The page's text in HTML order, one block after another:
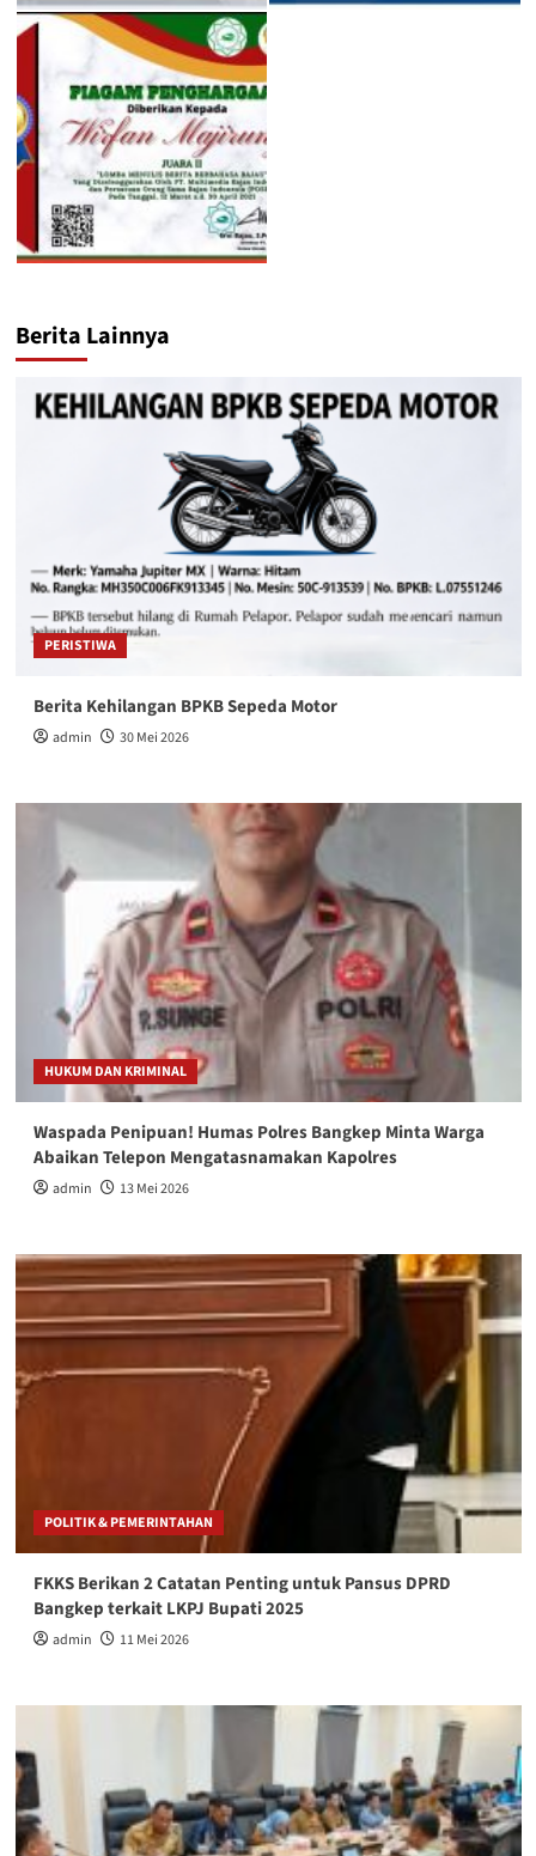
Berita Lainnya
PERISTIWA
Berita Kehilangan BPKB Sepeda Motor
admin 30 Mei 2026
HUKUM DAN KRIMINAL
Waspada Penipuan! Humas Polres Bangkep Minta Warga
Abaikan Telepon Mengatasnamakan Kapolres
admin 13 Mei 2026
POLITIK & PEMERINTAHAN
FKKS Berikan 2 Catatan Penting untuk Pansus DPRD
Bangkep terkait LKPJ Bupati 2025
admin 11 Mei 2026